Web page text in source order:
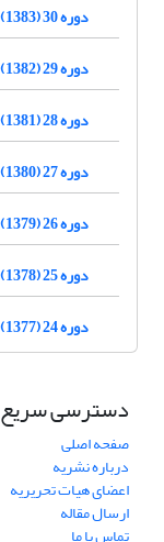
دوره 30 (1383)
دوره 29 (1382)
دوره 28 (1381)
دوره 27 (1380)
دوره 26 (1379)
دوره 25 (1378)
دوره 24 (1377)
دسترسی سریع
صفحه اصلی
درباره نشریه
اعضای هیات تحریریه
ارسال مقاله
تماس با ما